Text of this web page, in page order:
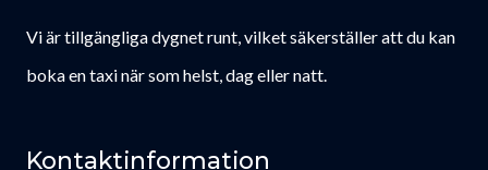
Vi är tillgängliga dygnet runt, vilket säkerställer att du kan
boka en taxi när som helst, dag eller natt.
Kontaktinformation